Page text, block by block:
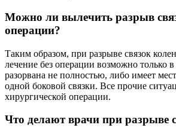
Можно ли вылечить разрыв
операции?
Таким образом, при разрыве связок
лечение без операции возможно только в
разорвана не полностью, либо имеет
одной боковой связки. Все прочие
хирургической операции.
Что делают врачи при разрыве